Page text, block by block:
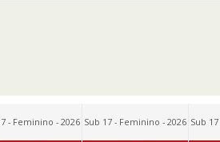
- Feminino - 2026 Sub 17 - Feminino - 2026 Sub